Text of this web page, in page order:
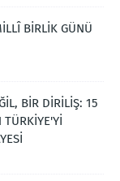
BİRLİK GÜNÜ
BİR DİRİLİŞ: 15